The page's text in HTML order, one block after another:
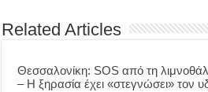
Related Articles
Θεσσαλονίκη: SOS από τη
– Η ξηρασία έχει «στεγνώσει» τον